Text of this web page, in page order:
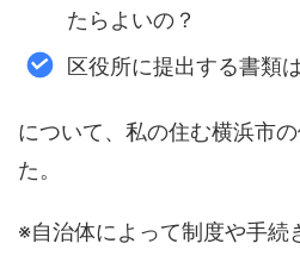
たらよいの？
区役所に提出する書類
について、私の住む横浜市
た。
※自治体によって制度や手続